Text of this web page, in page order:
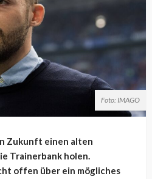
Foto: IMAGO
Zukunft einen alten
Trainerbank holen.
offen über ein mögliches